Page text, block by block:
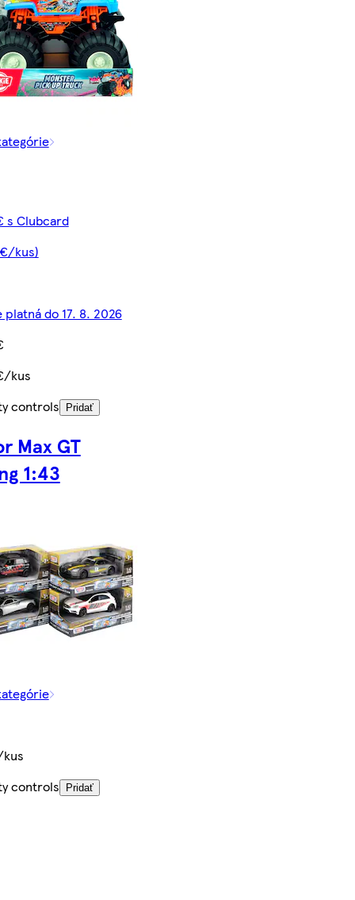
s Clubcard
kus)
platná do 17. 8. 2026
kus
controls
Pridať
Max GT
1:43
controls
Pridať